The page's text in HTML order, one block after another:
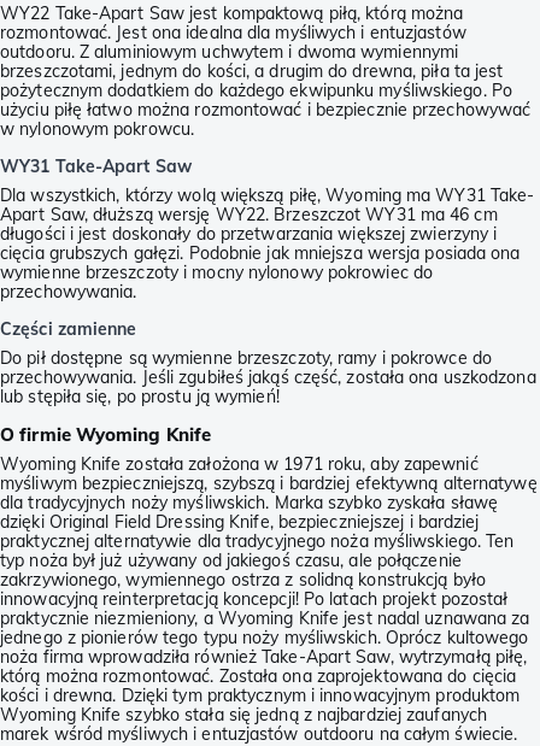
WY22 Take-Apart Saw jest kompaktową piłą, którą można
rozmontować. Jest ona idealna dla myśliwych i entuzjastów
outdooru. Z aluminiowym uchwytem i dwoma wymiennymi
brzeszczotami, jednym do kości, a drugim do drewna, piła ta jest
pożytecznym dodatkiem do każdego ekwipunku myśliwskiego. Po
użyciu piłę łatwo można rozmontować i bezpiecznie przechowywać
w nylonowym pokrowcu.
WY31 Take-Apart Saw
Dla wszystkich, którzy wolą większą piłę, Wyoming ma WY31 Take-
Apart Saw, dłuższą wersję WY22. Brzeszczot WY31 ma 46 cm
długości i jest doskonały do przetwarzania większej zwierzyny i
cięcia grubszych gałęzi. Podobnie jak mniejsza wersja posiada ona
wymienne brzeszczoty i mocny nylonowy pokrowiec do
przechowywania.
Części zamienne
Do pił dostępne są wymienne brzeszczoty, ramy i pokrowce do
przechowywania. Jeśli zgubiłeś jakąś część, została ona uszkodzona
lub stępiła się, po prostu ją wymień!
O firmie Wyoming Knife
Wyoming Knife została założona w 1971 roku, aby zapewnić
myśliwym bezpieczniejszą, szybszą i bardziej efektywną alternatywę
dla tradycyjnych noży myśliwskich. Marka szybko zyskała sławę
dzięki Original Field Dressing Knife, bezpieczniejszej i bardziej
praktycznej alternatywie dla tradycyjnego noża myśliwskiego. Ten
typ noża był już używany od jakiegoś czasu, ale połączenie
zakrzywionego, wymiennego ostrza z solidną konstrukcją było
innowacyjną reinterpretacją koncepcji! Po latach projekt pozostał
praktycznie niezmieniony, a Wyoming Knife jest nadal uznawana za
jednego z pionierów tego typu noży myśliwskich. Oprócz kultowego
noża firma wprowadziła również Take-Apart Saw, wytrzymałą piłę,
którą można rozmontować. Została ona zaprojektowana do cięcia
kości i drewna. Dzięki tym praktycznym i innowacyjnym produktom
Wyoming Knife szybko stała się jedną z najbardziej zaufanych
marek wśród myśliwych i entuzjastów outdooru na całym świecie.